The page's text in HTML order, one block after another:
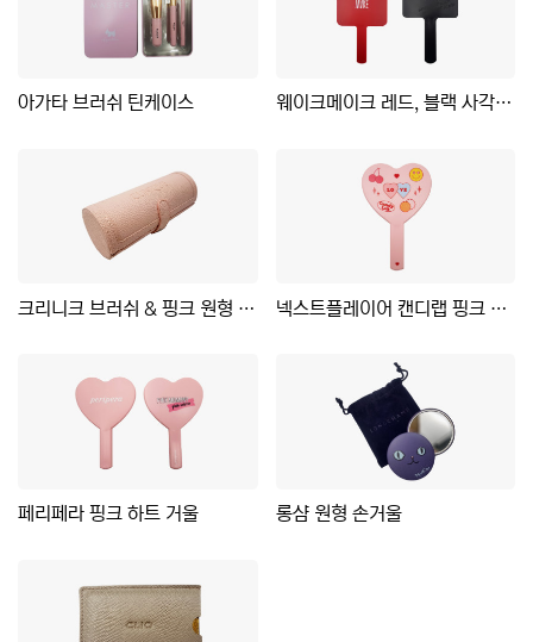
아가타 브러쉬 틴케이스 웨이크메이크 레드, 블랙 사각 거울
크리니크 브러쉬 & 핑크 원형 케이스 넥스트플레이어 캔디랩 핑크 하트 거울
페리페라 핑크 하트 거울 롱샴 원형 손거울